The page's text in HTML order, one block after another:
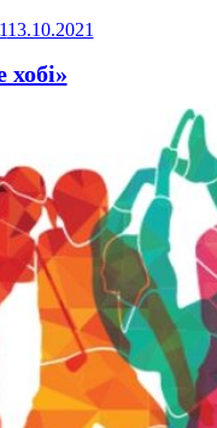
13.10.2021